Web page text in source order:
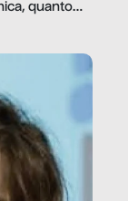
quanto